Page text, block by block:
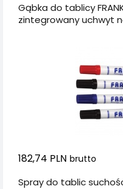
Gąbka do tablicy
zintegrowany uchwyt
182,74 PLN brutto
Spray do tablic